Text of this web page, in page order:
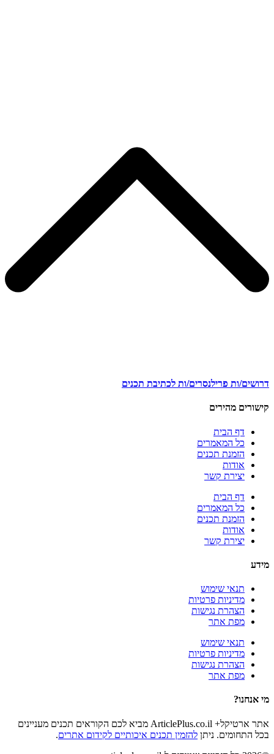
דרושים/ות פרילנסרים/ות לכתיבת תכנים
קישורים מהירים
דף הבית
כל המאמרים
הזמנת תכנים
אודות
יצירת קשר
דף הבית
כל המאמרים
הזמנת תכנים
אודות
יצירת קשר
מידע
תנאי שימוש
מדיניות פרטיות
הצהרת נגישות
מפת אתר
תנאי שימוש
מדיניות פרטיות
הצהרת נגישות
מפת אתר
מי אנחנו?
אתר ארטיקל+ ArticlePlus.co.il מביא לכם הקוראים תכנים מעניינים
בכל התחומים. ניתן להזמין תכנים איכותיים לקידום אתרים.